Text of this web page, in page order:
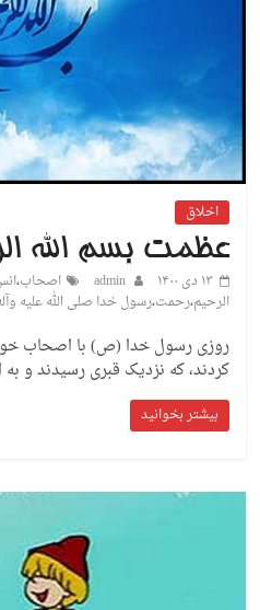
اخلاق
عظمت بسم الله
۱۳ دی ۱۴۰۰ admin اصحاب،
الرحیم،رحمت،رسول خدا صلی الله علیه
روزی رسول خدا (ص) با اصحاب
کردند، که نزدیک قبری رسیدند و
بیشتر بخوانید